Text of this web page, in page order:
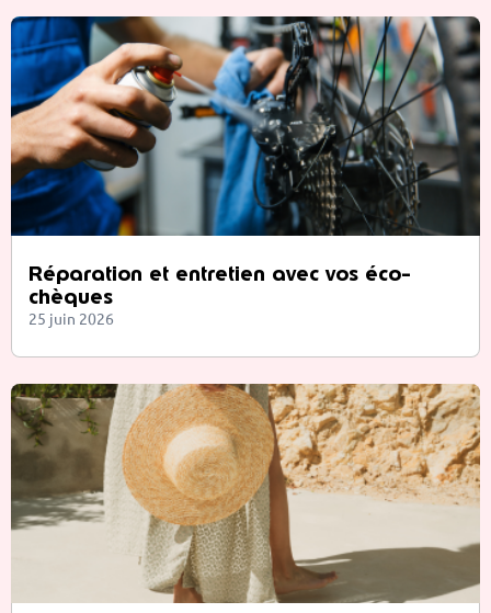
Réparation et entretien avec vos éco-
chèques
25 juin 2026